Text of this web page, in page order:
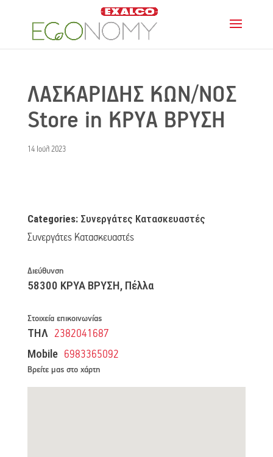
ΛΑΣΚΑΡΙΔΗΣ ΚΩΝ/ΝΟΣ
Store in ΚΡΥΑ ΒΡΥΣΗ
14 Ιούλ 2023
Categories: Συνεργάτες Κατασκευαστές
Συνεργάτες Κατασκευαστές
Διεύθυνση
58300 ΚΡΥΑ ΒΡΥΣΗ, Πέλλα
Στοιχεία επικοινωνίας
ΤΗΛ 2382041687
Mobile 6983365092
Βρείτε μας στο χάρτη